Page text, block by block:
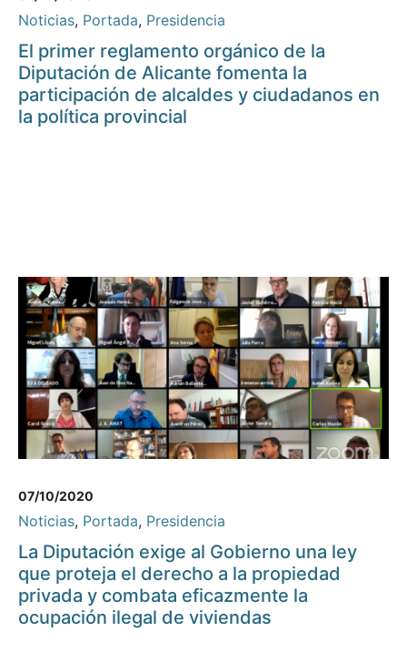
Noticias, Portada, Presidencia
El primer reglamento orgánico de la
Diputación de Alicante fomenta la
participación de alcaldes y ciudadanos en
la política provincial
07/10/2020
Noticias, Portada, Presidencia
La Diputación exige al Gobierno una ley
que proteja el derecho a la propiedad
privada y combata eficazmente la
ocupación ilegal de viviendas